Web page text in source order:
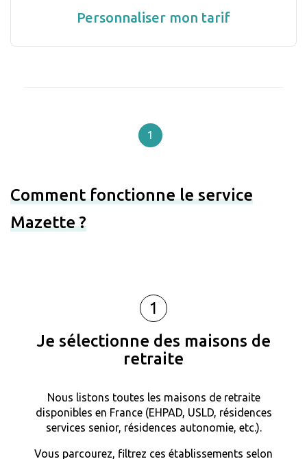
Personnaliser mon tarif
1
Comment fonctionne le service
Mazette ?
1
Je sélectionne des maisons de
retraite
Nous listons toutes les maisons de retraite
disponibles en France (EHPAD, USLD, résidences
services senior, résidences autonomie, etc.).
Vous parcourez, filtrez ces établissements selon